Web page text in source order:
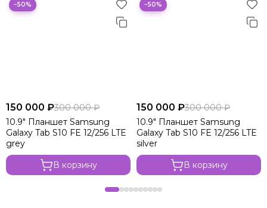
−50%
150 000 ₽300 000 ₽
10.9" Планшет Samsung
Galaxy Tab S10 FE 12/256 LTE
grey
В корзину
−50%
150 000 ₽300 000 ₽
10.9" Планшет Samsung
Galaxy Tab S10 FE 12/256 LTE
silver
В корзину